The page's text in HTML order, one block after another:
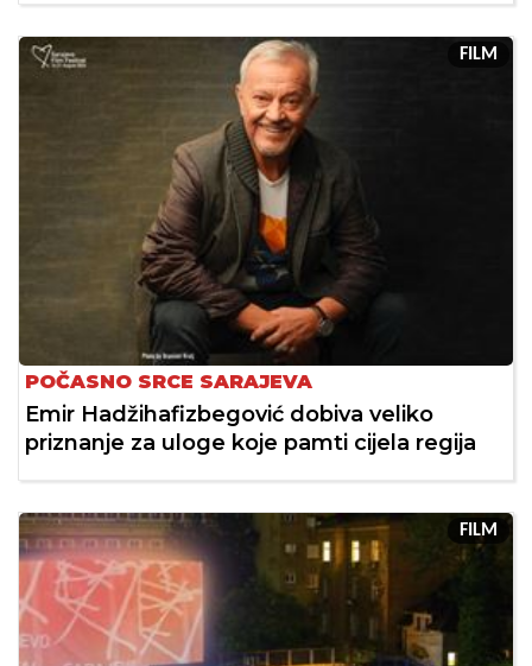
FILM
POČASNO SRCE SARAJEVA
Emir Hadžihafizbegović dobiva veliko
priznanje za uloge koje pamti cijela regija
FILM